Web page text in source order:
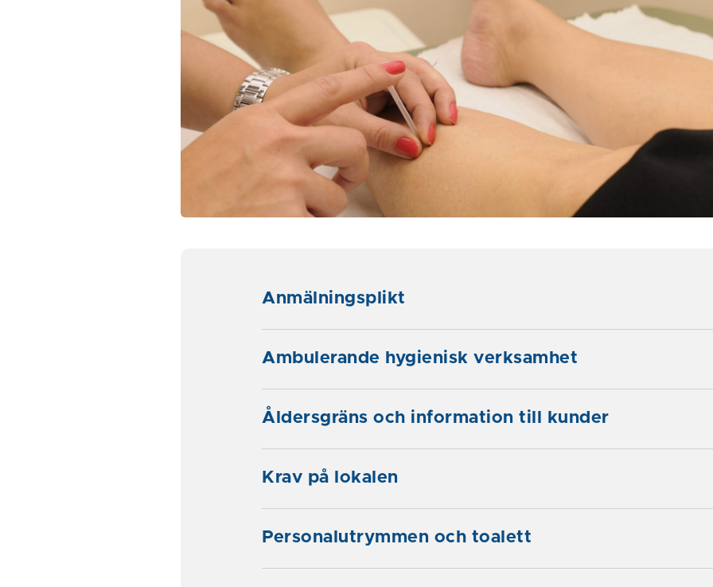
Anmälningsplikt
Ambulerande hygienisk verksamhet
Åldersgräns och information till kunder
Krav på lokalen
Personalutrymmen och toalett